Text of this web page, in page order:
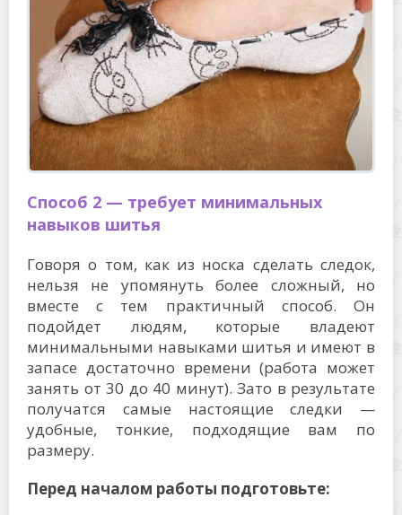
Способ 2 — требует минимальных
навыков шитья
Говоря о том, как из носка сделать следок,
нельзя не упомянуть более сложный, но
вместе с тем практичный способ. Он
подойдет людям, которые владеют
минимальными навыками шитья и имеют в
запасе достаточно времени (работа может
занять от 30 до 40 минут). Зато в результате
получатся самые настоящие следки —
удобные, тонкие, подходящие вам по
размеру.
Перед началом работы подготовьте: